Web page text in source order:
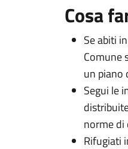
Cosa
Se abiti
Comune
un piano
Segui le
norme
Rifugiati